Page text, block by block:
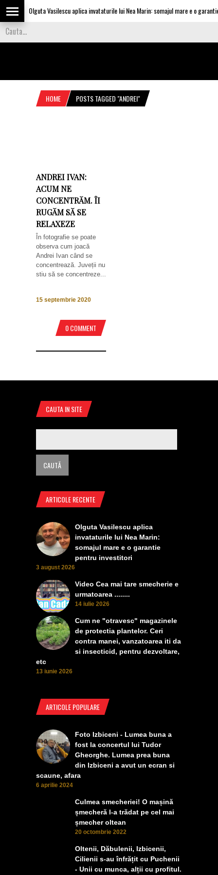
Olguta Vasilescu aplica invataturile lui Nea Marin: somajul mare e o
HOME POSTS TAGGED "ANDREI"
ANDREI IVAN:
ACUM NE
CONCENTRĂM. ÎI
RUGĂM SĂ SE
RELAXEZE
În fotografie se poate
observa cum joacă
Andrei Ivan când se
concentrează. Juveții nu
stiu să se concentreze...
15 septembrie 2020
0 COMMENT
CAUTA IN SITE
ARTICOLE RECENTE
Olguta Vasilescu aplica
invataturile lui Nea Marin:
somajul mare e o garantie
pentru investitori
3 august 2026
Video Cea mai tare smecherie e
urmatoarea ........
14 iulie 2026
Cum ne "otravesc" magazinele
de protectia plantelor. Ceri
contra manei, vanzatoarea iti da
si insecticid, pentru dezvoltare,
etc
13 iunie 2026
ARTICOLE POPULARE
Foto Izbiceni - Lumea buna a
fost la concertul lui Tudor
Gheorghe. Lumea prea buna
din Izbiceni a avut un ecran si
scaune, afara
6 aprilie 2024
Culmea smecheriei! O mașină
șmecheră l-a trădat pe cel mai
șmecher oltean
20 octombrie 2022
Oltenii, Dăbulenii, Izbicenii,
Cilienii s-au înfrățit cu Puchenii
- Unii cu munca, alții cu profitul.